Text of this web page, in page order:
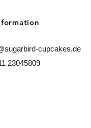
cupcakes.de
23045809